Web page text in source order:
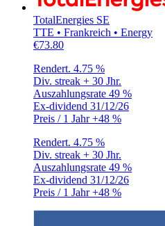
TotalEnergies SE
TTE • Frankreich • Energy
€73.80
Rendert. 4.75 %
Div. streak + 30 Jhr.
Auszahlungsrate 49 %
Ex-dividend 31/12/26
Preis / 1 Jahr+48 %
Rendert. 4.75 %
Div. streak + 30 Jhr.
Auszahlungsrate 49 %
Ex-dividend 31/12/26
Preis / 1 Jahr+48 %